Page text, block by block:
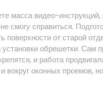
масса видео-инструкций,
смогу справиться.
от старой
обрешетки. Сам
и работа
вокруг оконных проемов,